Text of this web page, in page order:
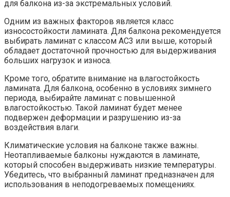
для балкона из-за экстремальных условий.​
Одним из важных факторов является класс
износостойкости ламината.​ Для балкона рекомендуется
выбирать ламинат с классом AC3 или выше, который
обладает достаточной прочностью для выдерживания
больших нагрузок и износа.
Кроме того, обратите внимание на влагостойкость
ламината.​ Для балкона, особенно в условиях зимнего
периода, выбирайте ламинат с повышенной
влагостойкостью.​ Такой ламинат будет менее
подвержен деформации и разрушению из-за
воздействия влаги.
Климатические условия на балконе также важны.​
Неотапливаемые балконы нуждаются в ламинате,
который способен выдерживать низкие температуры.​
Убедитесь, что выбранный ламинат предназначен для
использования в неподогреваемых помещениях.​